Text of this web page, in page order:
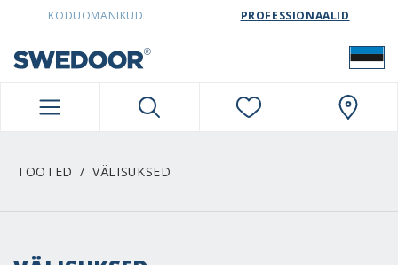
SWEDOORESTONIA NAVIGATION
KODUOMANIKUD PROFESSIONAALID
TOOTED VÄLISUKSED